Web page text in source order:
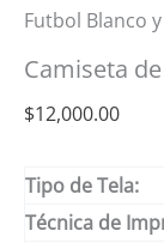
Futbol Blanco
Camiseta
$12,000.00
Tipo de Tela:
Técnica de